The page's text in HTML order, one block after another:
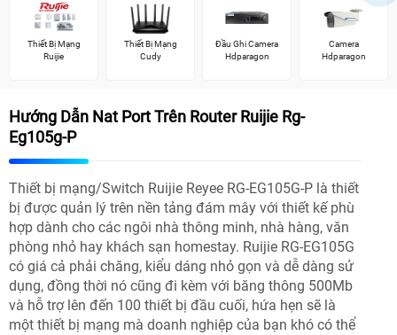
Thiết Bị Mạng
Ruijie
Thiết Bị Mạng
Cudy
Đầu Ghi Camera
Hdparagon
Camera
Hdparagon
Hướng Dẫn Nat Port Trên Router Ruijie Rg-
Eg105g-P
Thiết bị mạng/Switch Ruijie Reyee RG-EG105G-P là thiết
bị được quản lý trên nền tảng đám mây với thiết kế phù
hợp dành cho các ngôi nhà thông minh, nhà hàng, văn
phòng nhỏ hay khách sạn homestay. Ruijie RG-EG105G
có giá cả phải chăng, kiểu dáng nhỏ gọn và dễ dàng sử
dụng, đồng thời nó cũng đi kèm với băng thông 500Mb
và hỗ trợ lên đến 100 thiết bị đầu cuối, hứa hẹn sẽ là
một thiết bị mạng mà doanh nghiệp của bạn khó có thể